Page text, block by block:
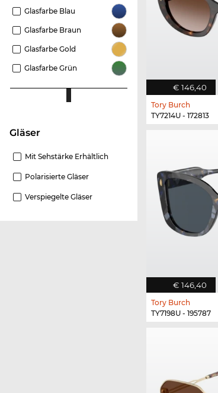
Glasfarbe Blau
Glasfarbe Braun
Glasfarbe Gold
Glasfarbe Grün
Gläser
Mit Sehstärke Erhältlich
Polarisierte Gläser
Verspiegelte Gläser
€ 146,40
Tory Burch
TY7214U - 172813
€ 146,40
Tory Burch
TY7198U - 195787